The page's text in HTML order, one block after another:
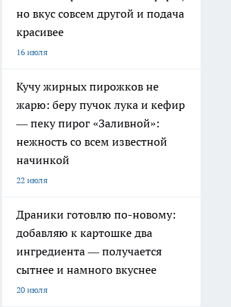
но вкус совсем другой и подача
красивее
16 июля
Кучу жирных пирожков не
жарю: беру пучок лука и кефир
— пеку пирог «Заливной»:
нежность со всем известной
начинкой
22 июля
Драники готовлю по-новому:
добавляю к картошке два
ингредиента — получается
сытнее и намного вкуснее
20 июля